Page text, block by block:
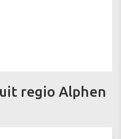
regio Alphen